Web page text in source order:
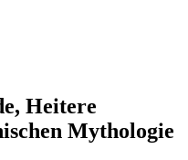
Heitere
Mythologie